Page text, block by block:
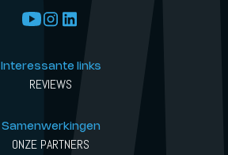
Interessante links
REVIEWS
Samenwerkingen
ONZE PARTNERS